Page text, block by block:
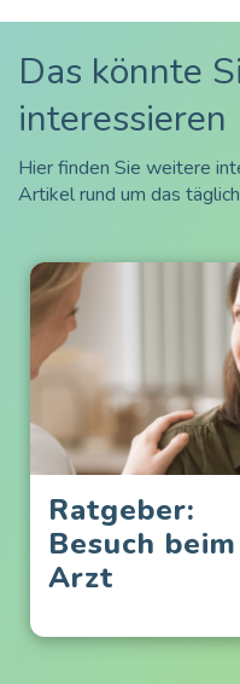
Das könnte
interessieren
Hier finden Sie weitere
Artikel rund um das
Ratgeber:
Besuch beim
Arzt